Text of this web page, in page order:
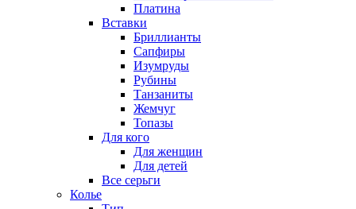
Платина
Вставки
Бриллианты
Сапфиры
Изумруды
Рубины
Танзаниты
Жемчуг
Топазы
Для кого
Для женщин
Для детей
Все серьги
Колье